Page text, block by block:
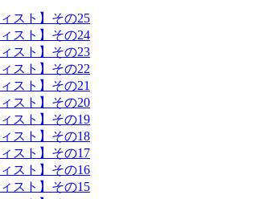
スト】その25
スト】その24
スト】その23
スト】その22
スト】その21
スト】その20
スト】その19
スト】その18
スト】その17
スト】その16
スト】その15